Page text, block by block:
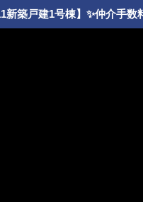
新築戸建1号棟】✨️仲介手